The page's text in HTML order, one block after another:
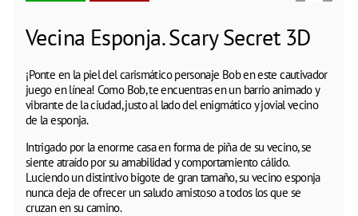
Vecina Esponja. Scary Secret 3D
¡Ponte en la piel del carismático personaje Bob en este cautivador
juego en línea! Como Bob, te encuentras en un barrio animado y
vibrante de la ciudad, justo al lado del enigmático y jovial vecino
de la esponja.
Intrigado por la enorme casa en forma de piña de su vecino, se
siente atraído por su amabilidad y comportamiento cálido.
Luciendo un distintivo bigote de gran tamaño, su vecino esponja
nunca deja de ofrecer un saludo amistoso a todos los que se
cruzan en su camino.